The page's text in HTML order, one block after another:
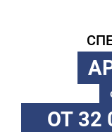
ОТ 32